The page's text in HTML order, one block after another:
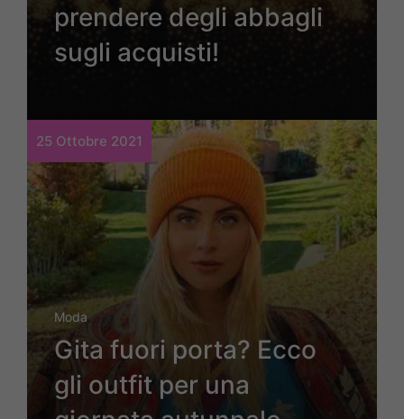
prendere degli abbagli
sugli acquisti!
25 Ottobre 2021
Moda
Gita fuori porta? Ecco
gli outfit per una